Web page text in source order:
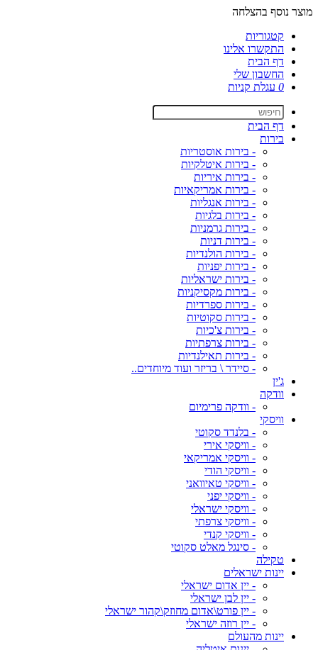
מוצר נוסף בהצלחה
קטגוריות
התקשרו אלינו
דף הבית
החשבון שלי
0 עגלת קניות
דף הבית
בירות
- בירות אוסטריות
- בירות איטלקיות
- בירות איריות
- בירות אמריקאיות
- בירות אנגליות
- בירות בלגיות
- בירות גרמניות
- בירות דניות
- בירות הולנדיות
- בירות יפניות
- בירות ישראליות
- בירות מקסיקניות
- בירות ספרדיות
- בירות סקוטיות
- בירות צ'כיות
- בירות צרפתיות
- בירות תאילנדיות
- סיידר \ בריזר ועוד מיוחדים..
ג'ין
וודקה
- וודקה פרימיום
וויסקי
- בלנדד סקוטי
- וויסקי אירי
- וויסקי אמריקאי
- וויסקי הודי
- וויסקי טאיוואני
- וויסקי יפני
- וויסקי ישראלי
- וויסקי צרפתי
- וויסקי קנדי
- סינגל מאלט סקוטי
טקילה
יינות ישראלים
- יין אדום ישראלי
- יין לבן ישראלי
- יין פורט\אדום מחוזק\קהור ישראלי
- יין רוזה ישראלי
יינות מהעולם